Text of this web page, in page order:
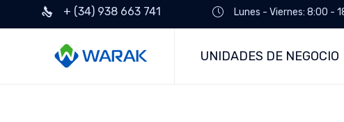
+ (34) 938 663 741 Lunes - Viernes: 8:00 -
UNIDADES DE NEGOCIO